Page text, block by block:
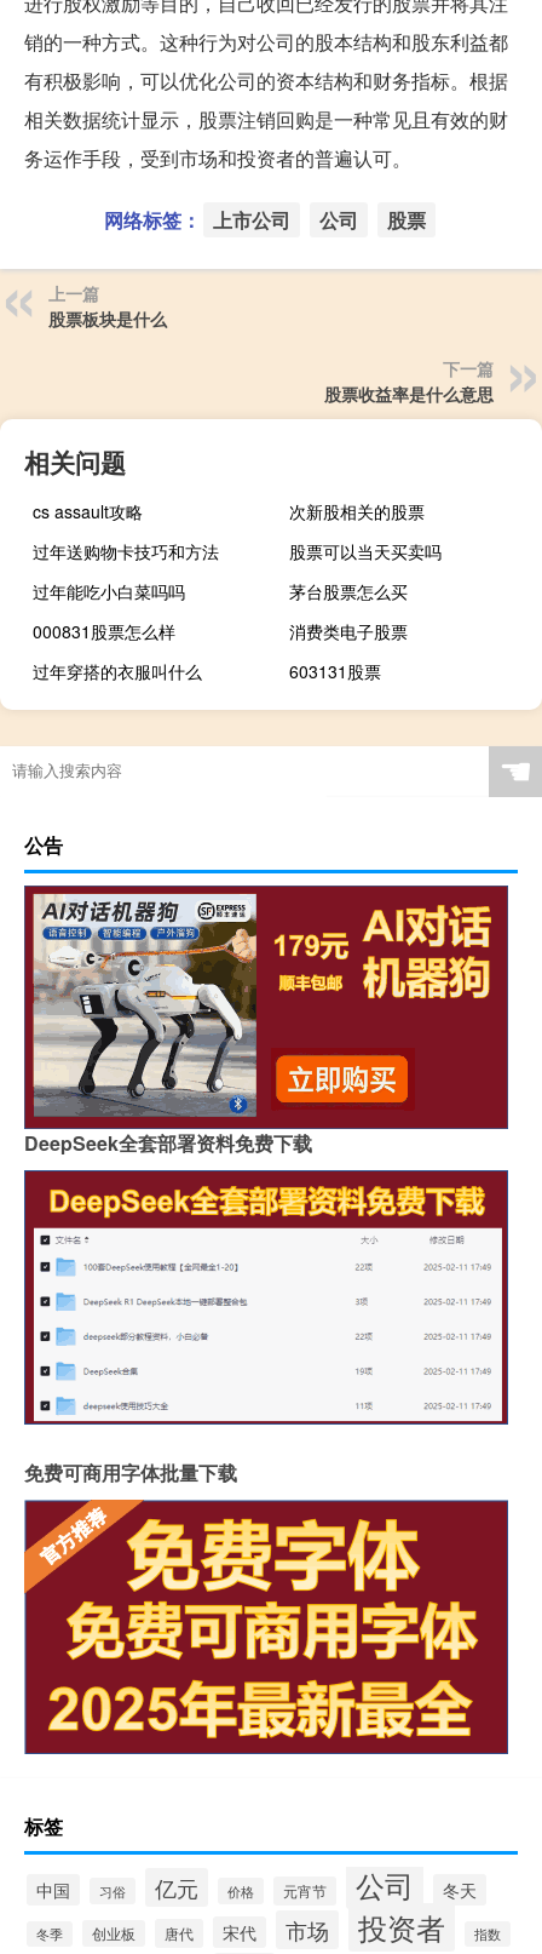
销的一种方式。这种行为对公司的股本结构和股东利益都
有积极影响，可以优化公司的资本结构和财务指标。根据
相关数据统计显示，股票注销回购是一种常见且有效的财
务运作手段，受到市场和投资者的普遍认可。
网络标签： 上市公司 公司 股票
上一篇
股票板块是什么
下一篇
股票收益率是什么意思
相关问题
cs assault攻略
次新股相关的股票
过年送购物卡技巧和方法
股票可以当天买卖吗
过年能吃小白菜吗吗
茅台股票怎么买
000831股票怎么样
消费类电子股票
过年穿搭的衣服叫什么
603131股票
☚
公告
DeepSeek全套部署资料免费下载
免费可商用字体批量下载
标签
中国 习俗 亿元 价格 元宵节 公司 冬天
冬季 创业板 唐代 宋代 市场 投资者 指数